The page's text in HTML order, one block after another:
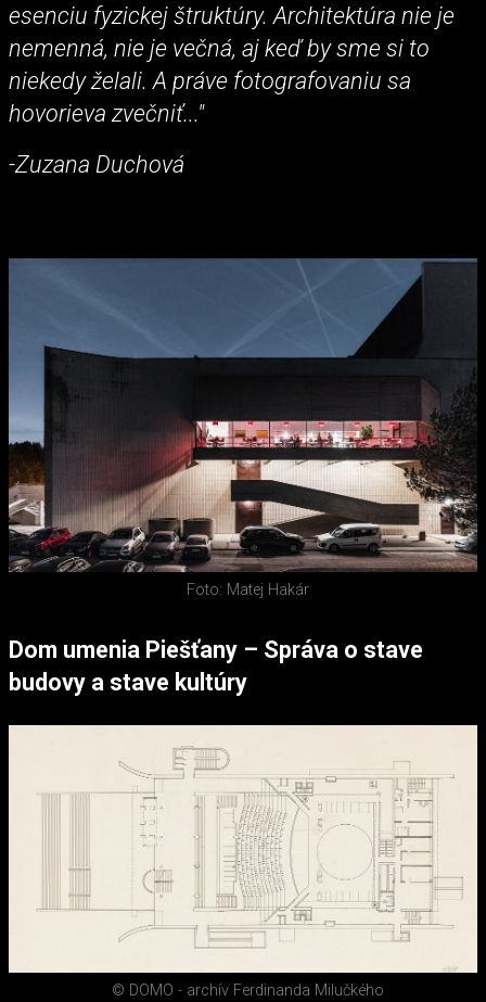
esenciu fyzickej štruktúry. Architektúra nie je
nemenná, nie je večná, aj keď by sme si to
niekedy želali. A práve fotografovaniu sa
hovorieva zvečniť..."
-Zuzana Duchová
Foto: Matej Hakár
Dom umenia Piešťany – Správa o stave
budovy a stave kultúry
© DOMO - archív Ferdinanda Milučkého